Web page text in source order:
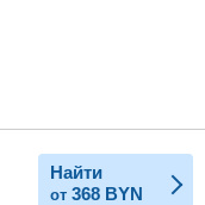
Найти
от 368 BYN